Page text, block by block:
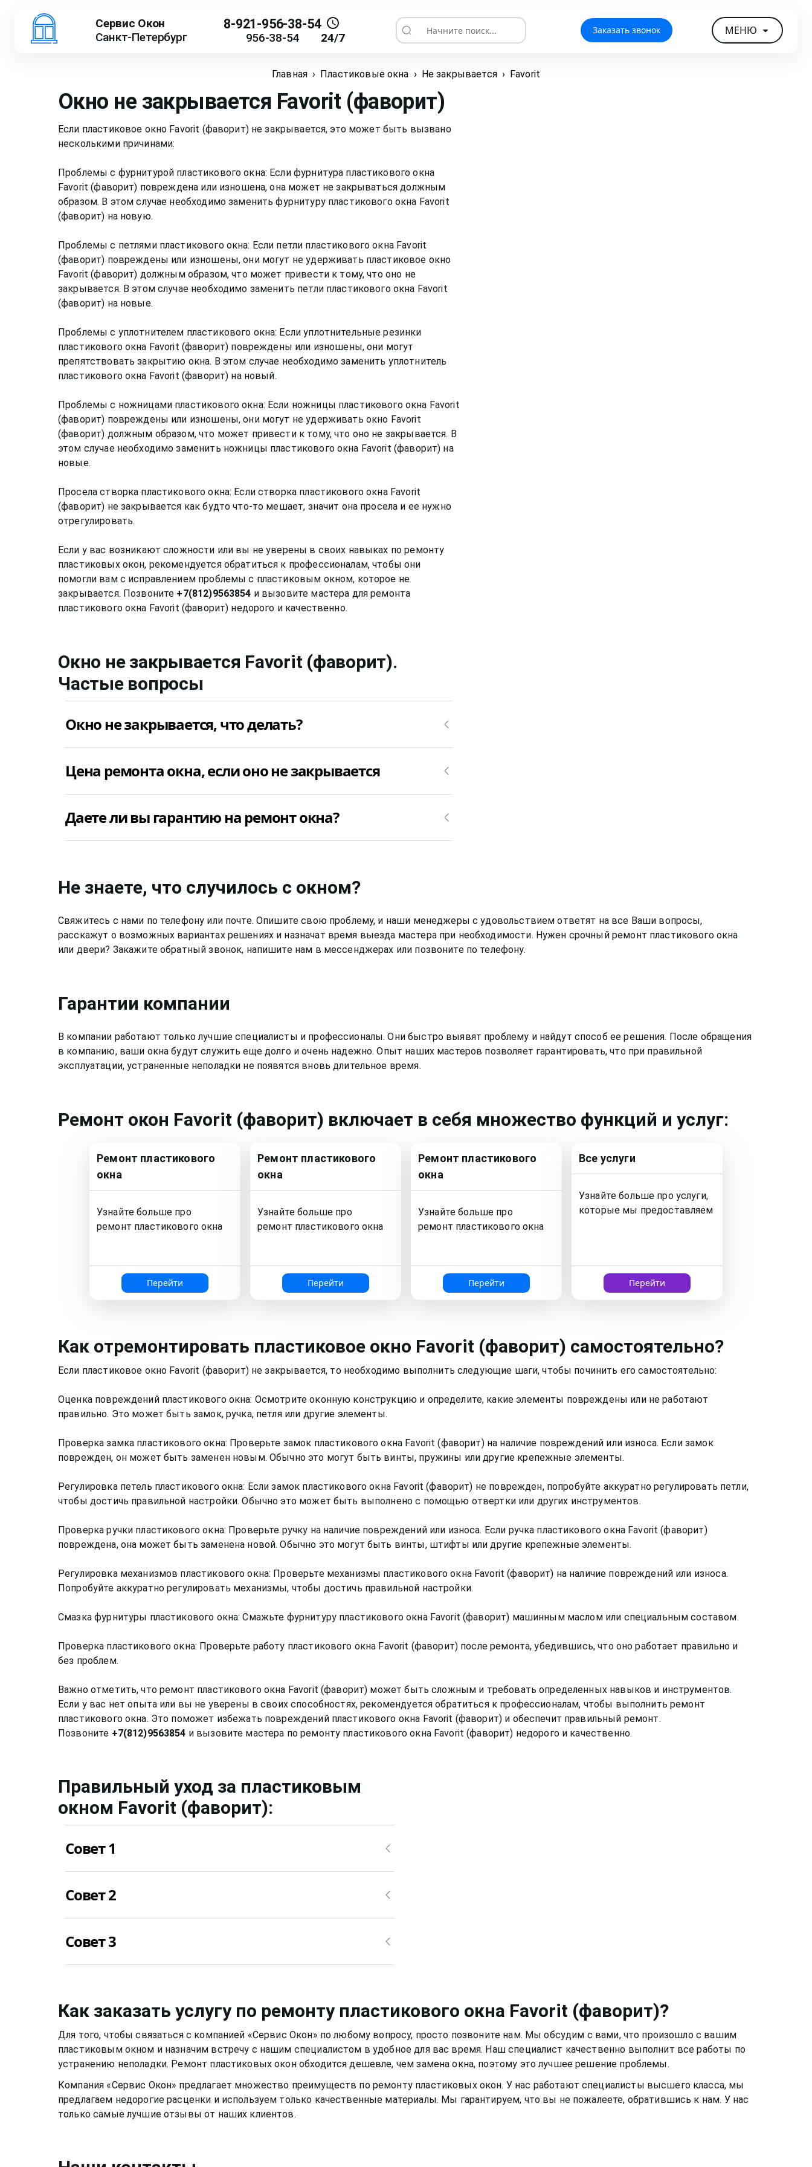
Сервис Окон
Санкт-Петербург
8-921-956-38-54
956-38-54 24/7 Начните поиск... Заказать звонок МЕНЮ
Главная › Пластиковые окна › Не закрывается › Favorit
Окно не закрывается Favorit (фаворит)
Если пластиковое окно Favorit (фаворит) не закрывается, это может быть вызвано
несколькими причинами:
Проблемы с фурнитурой пластикового окна: Если фурнитура пластикового окна
Favorit (фаворит) повреждена или изношена, она может не закрываться должным
образом. В этом случае необходимо заменить фурнитуру пластикового окна Favorit
(фаворит) на новую.
Проблемы с петлями пластикового окна: Если петли пластикового окна Favorit
(фаворит) повреждены или изношены, они могут не удерживать пластиковое окно
Favorit (фаворит) должным образом, что может привести к тому, что оно не
закрывается. В этом случае необходимо заменить петли пластикового окна Favorit
(фаворит) на новые.
Проблемы с уплотнителем пластикового окна: Если уплотнительные резинки
пластикового окна Favorit (фаворит) повреждены или изношены, они могут
препятствовать закрытию окна. В этом случае необходимо заменить уплотнитель
пластикового окна Favorit (фаворит) на новый.
Проблемы с ножницами пластикового окна: Если ножницы пластикового окна Favorit
(фаворит) повреждены или изношены, они могут не удерживать окно Favorit
(фаворит) должным образом, что может привести к тому, что оно не закрывается. В
этом случае необходимо заменить ножницы пластикового окна Favorit (фаворит) на
новые.
Просела створка пластикового окна: Если створка пластикового окна Favorit
(фаворит) не закрывается как будто что-то мешает, значит она просела и ее нужно
отрегулировать.
Если у вас возникают сложности или вы не уверены в своих навыках по ремонту
пластиковых окон, рекомендуется обратиться к профессионалам, чтобы они
помогли вам с исправлением проблемы с пластиковым окном, которое не
закрывается. Позвоните +7(812)9563854 и вызовите мастера для ремонта
Окно не закрывается Favorit (фаворит).
Частые вопросы
Окно не закрывается, что делать?
быть множество. Самое лучшее, что можно сделать – это вызвать мастера для
диагностики причины поломки окна. После того, как мастер определит причину,
из-за которой окно Favorit (фаворит) не закрывается, можно приступить к
ремонту окна. Позвоните +7(812)9563854 и вызовите мастера для ремонта окна
Favorit (фаворит) недорого и качественно.
Цена ремонта окна, если оно не закрывается
надо отрегулировать. Стоимость ремонта окна, в таком случае, от 400₽.
Даете ли вы гарантию на ремонт окна?
Не знаете, что случилось с окном?
Свяжитесь с нами по телефону или почте. Опишите свою проблему, и наши менеджеры с удовольствием ответят на все Ваши вопросы,
расскажут о возможных вариантах решениях и назначат время выезда мастера при необходимости. Нужен срочный ремонт пластикового окна
или двери? Закажите обратный звонок, напишите нам в мессенджерах или позвоните по телефону.
Гарантии компании
В компании работают только лучшие специалисты и профессионалы. Они быстро выявят проблему и найдут способ ее решения. После обращения
в компанию, ваши окна будут служить еще долго и очень надежно. Опыт наших мастеров позволяет гарантировать, что при правильной
эксплуатации, устраненные неполадки не появятся вновь длительное время.
Ремонт окон Favorit (фаворит) включает в себя множество функций и услуг:
Ремонт пластикового
окна
Узнайте больше про
ремонт пластикового окна
Перейти
Ремонт пластикового
окна
Узнайте больше про
ремонт пластикового окна
Перейти
Ремонт пластикового
окна
Узнайте больше про
ремонт пластикового окна
Перейти
Все услуги
Узнайте больше про услуги,
которые мы предоставляем
Перейти
Как отремонтировать пластиковое окно Favorit (фаворит) самостоятельно?
Если пластиковое окно Favorit (фаворит) не закрывается, то необходимо выполнить следующие шаги, чтобы починить его самостоятельно:
Оценка повреждений пластикового окна: Осмотрите оконную конструкцию и определите, какие элементы повреждены или не работают
правильно. Это может быть замок, ручка, петля или другие элементы.
Проверка замка пластикового окна: Проверьте замок пластикового окна Favorit (фаворит) на наличие повреждений или износа. Если замок
поврежден, он может быть заменен новым. Обычно это могут быть винты, пружины или другие крепежные элементы.
Регулировка петель пластикового окна: Если замок пластикового окна Favorit (фаворит) не поврежден, попробуйте аккуратно регулировать петли,
чтобы достичь правильной настройки. Обычно это может быть выполнено с помощью отвертки или других инструментов.
Проверка ручки пластикового окна: Проверьте ручку на наличие повреждений или износа. Если ручка пластикового окна Favorit (фаворит)
повреждена, она может быть заменена новой. Обычно это могут быть винты, штифты или другие крепежные элементы.
Регулировка механизмов пластикового окна: Проверьте механизмы пластикового окна Favorit (фаворит) на наличие повреждений или износа.
Попробуйте аккуратно регулировать механизмы, чтобы достичь правильной настройки.
Смазка фурнитуры пластикового окна: Смажьте фурнитуру пластикового окна Favorit (фаворит) машинным маслом или специальным составом.
Проверка пластикового окна: Проверьте работу пластикового окна Favorit (фаворит) после ремонта, убедившись, что оно работает правильно и
без проблем.
Важно отметить, что ремонт пластикового окна Favorit (фаворит) может быть сложным и требовать определенных навыков и инструментов.
Если у вас нет опыта или вы не уверены в своих способностях, рекомендуется обратиться к профессионалам, чтобы выполнить ремонт
пластикового окна. Это поможет избежать повреждений пластикового окна Favorit (фаворит) и обеспечит правильный ремонт.
Позвоните +7(812)9563854
Правильный уход за пластиковым
окном Favorit (фаворит):
Совет 1
спиртовой или любой другой раствор может привести за собой
превратиться в желтоватый, потрескаться, стать уже не таким
приятным глазу.
Совет 2
уже можно применять не несильно мыльный раствор, а
спиртовой. Нужно быть аккуратным, чтобы не попасть на оконную
Совет 3
пластиковому окну, оно может прослужить вам долгими тихими и
теплыми годами.
Как заказать услугу по ремонту пластикового окна Favorit (фаворит)?
Для того, чтобы связаться с компанией «Сервис Окон» по любому вопросу, просто позвоните нам. Мы обсудим с вами, что произошло с вашим
пластиковым окном и назначим встречу с нашим специалистом в удобное для вас время. Наш специалист качественно выполнит все работы по
устранению неполадки. Ремонт пластиковых оконобходится дешевле, чем замена окна, поэтому это лучшее решение проблемы.
Компания «Сервис Окон» предлагает множество преимуществ по ремонту пластиковых окон. У нас работают специалисты высшего класса, мы
предлагаем недорогие расценки и используем только качественные материалы. Мы гарантируем, что вы не пожалеете, обратившись к нам. У нас
только самые лучшие отзывы от наших клиентов.